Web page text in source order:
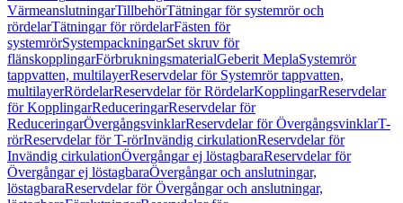
VärmeanslutningarTillbehörTätningar för systemrör och
rördelarTätningar för rördelarFästen för
systemrörSystempackningarSet skruv för
flänskopplingarFörbrukningsmaterialGeberit MeplaSystemrör
tappvatten, multilayerReservdelar för Systemrör tappvatten,
multilayerRördelarReservdelar för RördelarKopplingarReservdelar
för KopplingarReduceringarReservdelar för
ReduceringarÖvergångsvinklarReservdelar för ÖvergångsvinklarT-
rörReservdelar för T-rörInvändig cirkulationReservdelar för
Invändig cirkulationÖvergångar ej löstagbaraReservdelar för
Övergångar ej löstagbaraÖvergångar och anslutningar,
löstagbaraReservdelar för Övergångar och anslutningar,